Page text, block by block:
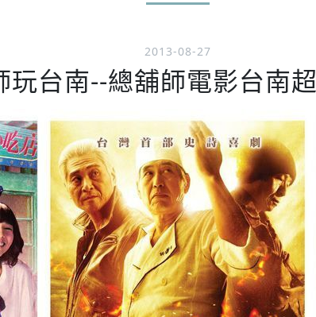
2013-08-27
玩台南--總舖師電影台南